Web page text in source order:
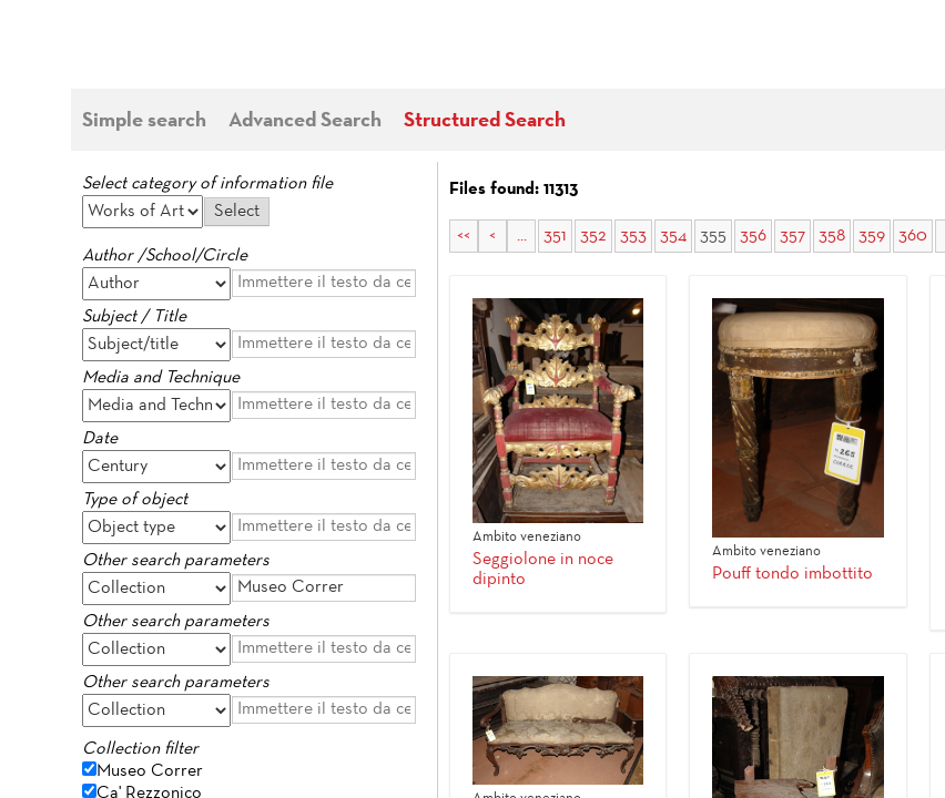
Simple search Advanced Search Structured Search
Select category of information file
Author /School/Circle
Subject / Title
Media and Technique
Date
Type of object
Other search parameters
Other search parameters
Other search parameters
Collection filter
Museo Correr
Ca' Rezzonico
Files found: 11313
<< < ... 351 352 353 354 355 356 357 358 359 360
Ambito veneziano
Seggiolone in noce
dipinto
Ambito veneziano
Pouff tondo imbottito